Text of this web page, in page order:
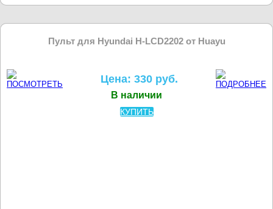
Пульт для Hyundai H-LCD2202 от Huayu
Цена: 330 руб.
В наличии
КУПИТЬ